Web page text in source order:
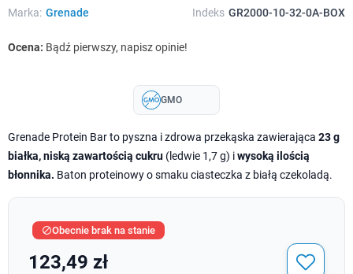
Marka: Grenade Indeks GR2000-10-32-0A-BOX
Ocena: Bądź pierwszy, napisz opinie!
GMO
Grenade Protein Bar to pyszna i zdrowa przekąska zawierająca 23 g
białka, niską zawartością cukru (ledwie 1,7 g) iwysoką ilością
błonnika. Baton proteinowy o smaku ciasteczka z białą czekoladą.
Obecnie brak na stanie
123,49 zł